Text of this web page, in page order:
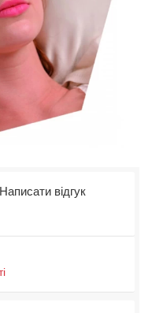
Написати відгук